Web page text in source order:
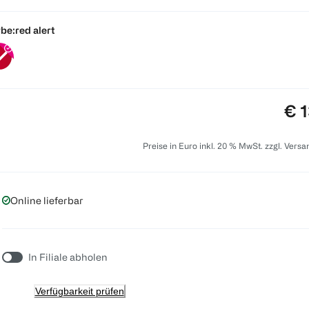
red alert
€
Preise in Euro inkl. 20 % MwSt. zzgl.
Online lieferbar
In Filiale abholen
Verfügbarkeit prüfen